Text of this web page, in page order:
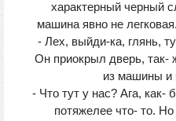
характерный черный
машина явно не
- Лех, выйди-ка, глянь,
Он приокрыл дверь, так-
из машины и
- Что тут у нас? Ага, как-
потяжелее что- то.